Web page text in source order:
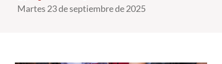
Admisión
Martes 23 de septiembre de 2025